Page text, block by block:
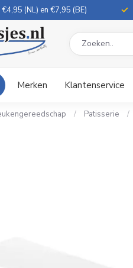
€4,95 (NL) en €7,95 (BE)
Merken Klantenservice
/ Patisserie /